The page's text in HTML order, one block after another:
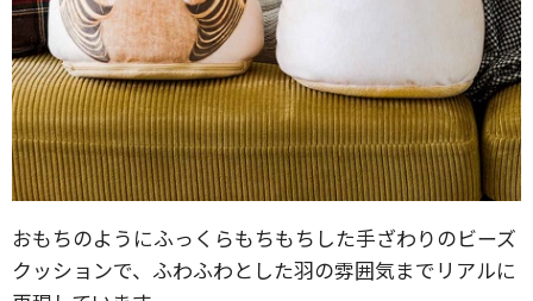
おもちのようにふっくらもちもちした手ざわりのビーズ
クッションで、ふわふわとした羽の雰囲気までリアルに